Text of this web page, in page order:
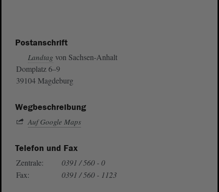
Postanschrift
Landtag von Sachsen-Anhalt
Domplatz 6–9
39104 Magdeburg
Wegbeschreibung
Auf Google Maps
Telefon und Fax
Zentrale:
0391 / 560 - 0
Fax:
0391 / 560 - 1123